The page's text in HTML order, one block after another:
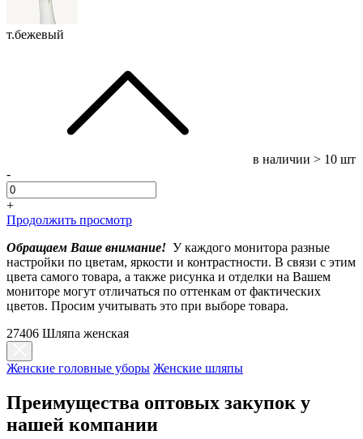
т.бежевый
в наличии > 10 шт
-
+
Продолжить просмотр
Обращаем Ваше внимание! У каждого монитора разные
настройки по цветам, яркости и контрастности. В связи с этим
цвета самого товара, а также рисунка и отделки на Вашем
мониторе могут отличаться по оттенкам от фактических
цветов. Просим учитывать это при выборе товара.
27406 Шляпа женская
Женские головные уборы Женские шляпы
Преимущества оптовых закупок у
нашей компании